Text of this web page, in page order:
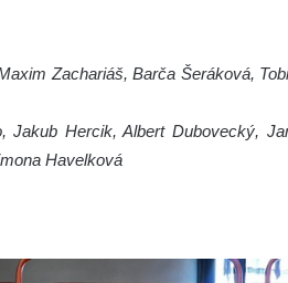
Zachariáš, Barča Šeráková,
Hercik, Albert Dubovecký,
Havelková